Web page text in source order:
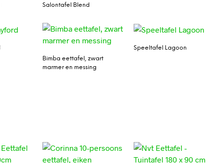
Salontafel Blend
Bimba eettafel, zwart
marmer en messing
Speeltafel Lagoon